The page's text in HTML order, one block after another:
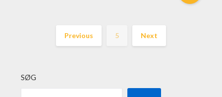
Previous 5 Next
SØG